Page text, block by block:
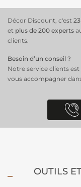
éléments doux comme
pour compléter cet
Décor Discount, c'est
et plus de 200 experts
clients.
Besoin d’un conseil ?
Notre service clients
vous accompagner
OUTILS